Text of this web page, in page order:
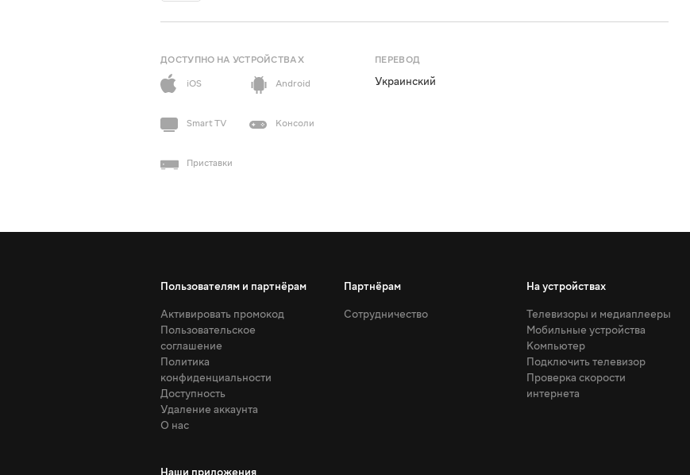
ДОСТУПНО НА УСТРОЙСТВАХ
iOS
Android
Smart TV Консоли
Приставки
ПЕРЕВОД
Украинский
Пользователям и партнёрам
Активировать промокод
Пользовательское
соглашение
Политика
конфиденциальности
Доступность
Удаление аккаунта
О нас
Партнёрам
Сотрудничество
На устройствах
Телевизоры и медиаплееры
Мобильные устройства
Компьютер
Подключить телевизор
Проверка скорости
интернета